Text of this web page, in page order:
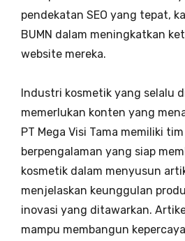
pendekatan SEO yang tepat,
BUMN dalam meningkatkan
website mereka.
Industri kosmetik yang selalu
memerlukan konten yang
PT Mega Visi Tama memiliki
berpengalaman yang siap
kosmetik dalam menyusun
menjelaskan keunggulan
inovasi yang ditawarkan.
mampu membangun